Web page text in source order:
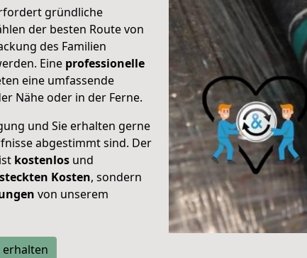
gründliche
der besten Route von
des Familien
Eine professionelle
eine umfassende
Nähe oder in der Ferne.
und Sie erhalten gerne
abgestimmt sind. Der
kostenlos und
Kosten, sondern
von unserem
erhalten